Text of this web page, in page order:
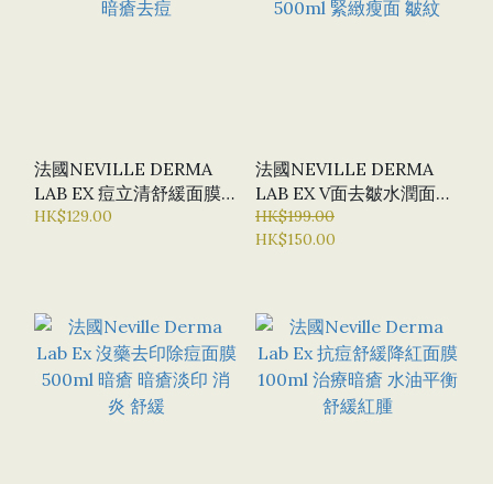
法國NEVILLE DERMA
LAB EX 痘立清舒緩面膜
暗瘡去痘
HK$129.00
法國NEVILLE DERMA
LAB EX V面去皺水潤面膜
500ML 緊緻瘦面 皺紋
HK$199.00
HK$150.00